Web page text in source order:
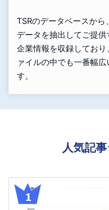
TSRのデータベースか
データを抽出してご提
企業情報を収録してお
ァイルの中でも一番幅
す。
人気記